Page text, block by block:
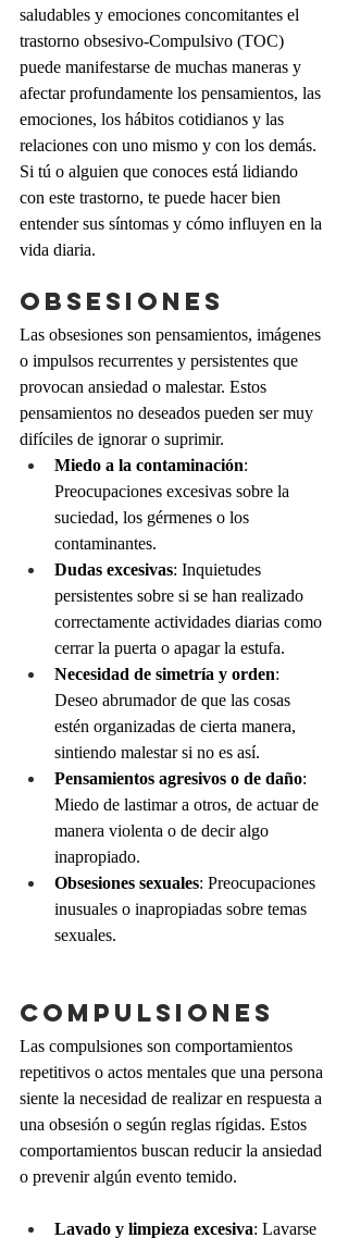
saludables y emociones concomitantes el
trastorno obsesivo-Compulsivo (TOC)
puede manifestarse de muchas maneras y
afectar profundamente los pensamientos, las
emociones, los hábitos cotidianos y las
relaciones con uno mismo y con los demás.
Si tú o alguien que conoces está lidiando
con este trastorno, te puede hacer bien
entender sus síntomas y cómo influyen en la
vida diaria.
Obsesiones
Las obsesiones son pensamientos, imágenes
o impulsos recurrentes y persistentes que
provocan ansiedad o malestar. Estos
pensamientos no deseados pueden ser muy
difíciles de ignorar o suprimir.
Miedo a la contaminación:
Preocupaciones excesivas sobre la
suciedad, los gérmenes o los
contaminantes.
Dudas excesivas: Inquietudes
persistentes sobre si se han realizado
correctamente actividades diarias como
cerrar la puerta o apagar la estufa.
Necesidad de simetría y orden:
Deseo abrumador de que las cosas
estén organizadas de cierta manera,
sintiendo malestar si no es así.
Pensamientos agresivos o de daño:
Miedo de lastimar a otros, de actuar de
manera violenta o de decir algo
inapropiado.
Obsesiones sexuales: Preocupaciones
inusuales o inapropiadas sobre temas
sexuales.
Compulsiones
Las compulsiones son comportamientos
repetitivos o actos mentales que una persona
siente la necesidad de realizar en respuesta a
una obsesión o según reglas rígidas. Estos
comportamientos buscan reducir la ansiedad
o prevenir algún evento temido.
Lavado y limpieza excesiva: Lavarse